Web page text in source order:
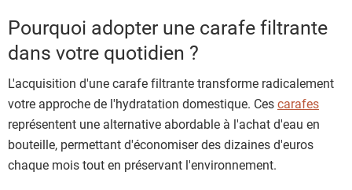
Pourquoi adopter une carafe filtrante
dans votre quotidien ?
L'acquisition d'une carafe filtrante transforme radicalement
votre approche de l'hydratation domestique. Cescarafes
représentent une alternative abordable à l'achat d'eau en
bouteille, permettant d'économiser des dizaines d'euros
chaque mois tout en préservant l'environnement.